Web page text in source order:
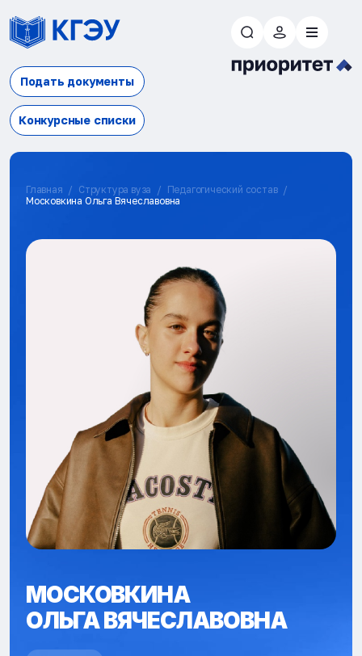
Подать документы
Конкурсные списки
Главная Структура вуза
Педагогический состав
Московкина Ольга Вячеславовна
МОСКОВКИНА
ОЛЬГА ВЯЧЕСЛАВОВНА